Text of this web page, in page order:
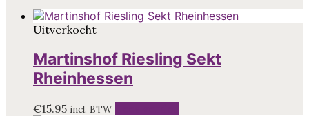
Uitverkocht
Martinshof Riesling Sekt
Rheinhessen
€15.95 incl. BTW